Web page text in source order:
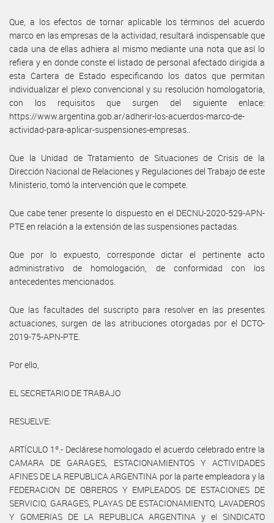
Que, a los efectos de tornar aplicable los términos del acuerdo
marco en las empresas de la actividad, resultará indispensable que
cada una de ellas adhiera al mismo mediante una nota que así lo
refiera y en donde conste el listado de personal afectado dirigida a
esta Cartera de Estado especificando los datos que permitan
individualizar el plexo convencional y su resolución homologatoria,
con los requisitos que surgen del siguiente enlace:
https://www.argentina.gob.ar/adherir-los-acuerdos-marco-de-
actividad-para-aplicar-suspensiones-empresas..
Que la Unidad de Tratamiento de Situaciones de Crisis de la
Dirección Nacional de Relaciones y Regulaciones del Trabajo de este
Ministerio, tomó la intervención que le compete.
Que cabe tener presente lo dispuesto en el DECNU-2020-529-APN-
PTE en relación a la extensión de las suspensiones pactadas.
Que por lo expuesto, corresponde dictar el pertinente acto
administrativo de homologación, de conformidad con los
antecedentes mencionados.
Que las facultades del suscripto para resolver en las presentes
actuaciones, surgen de las atribuciones otorgadas por el DCTO-
2019-75-APN-PTE.
Por ello,
EL SECRETARIO DE TRABAJO
RESUELVE:
ARTÍCULO 1º.- Declárese homologado el acuerdo celebrado entre la
CAMARA DE GARAGES, ESTACIONAMIENTOS Y ACTIVIDADES
AFINES DE LA REPUBLICA ARGENTINA por la parte empleadora y la
FEDERACION DE OBREROS Y EMPLEADOS DE ESTACIONES DE
SERVICIO, GARAGES, PLAYAS DE ESTACIONAMIENTO, LAVADEROS
Y GOMERIAS DE LA REPUBLICA ARGENTINA y el SINDICATO